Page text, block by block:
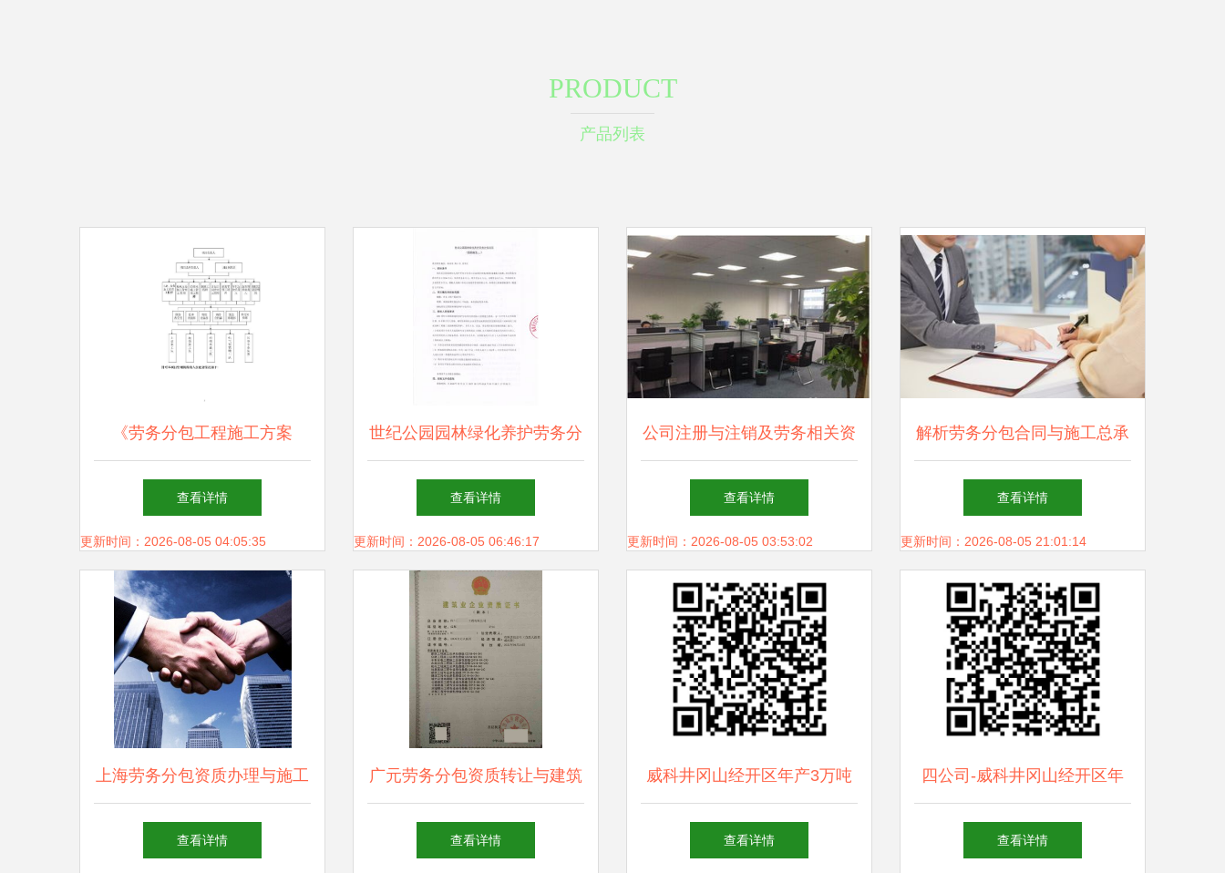
PRODUCT
产品列表
《劳务分包工程施工方案
（2024年修订版）》在施工总
承包模式下的核心要点与实施
查看详情
更新时间：2026-08-05 04:05:35
世纪公园园林绿化养护劳务分
包项目公告
查看详情
更新时间：2026-08-05 06:46:17
公司注册与注销及劳务相关资
质服务指南
查看详情
更新时间：2026-08-05 03:53:02
解析劳务分包合同与施工总承
包 定义、区别与关联
查看详情
更新时间：2026-08-05 21:01:14
上海劳务分包资质办理与施工
总承包的关系及相关材料详解
查看详情
广元劳务分包资质转让与建筑
施工资质办理 全面解析与专
查看详情
威科井冈山经开区年产3万吨
长碳链脂肪酸酰胺系列产品项
查看详情
四公司-威科井冈山经开区年
产3万吨长碳链脂肪酸酰胺系
查看详情